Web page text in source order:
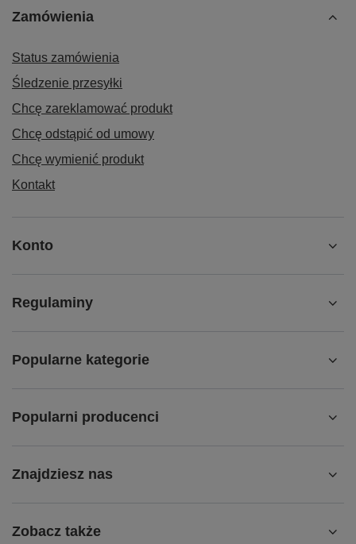
Zamówienia
Status zamówienia
Śledzenie przesyłki
Chcę zareklamować produkt
Chcę odstąpić od umowy
Chcę wymienić produkt
Kontakt
Konto
Regulaminy
Popularne kategorie
Popularni producenci
Znajdziesz nas
Zobacz także